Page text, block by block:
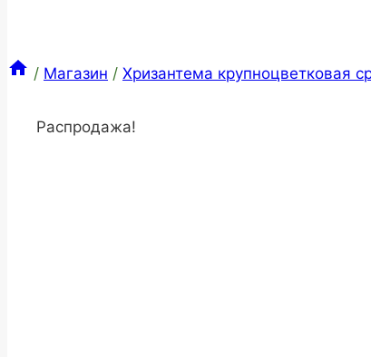
/ Магазин / Хризантема крупноцветковая
Распродажа!